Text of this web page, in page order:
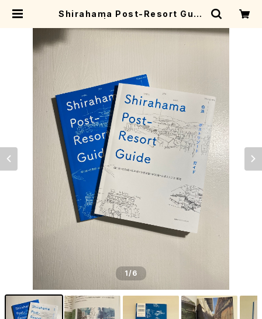
Shirahama Post-Resort Guid
1/6